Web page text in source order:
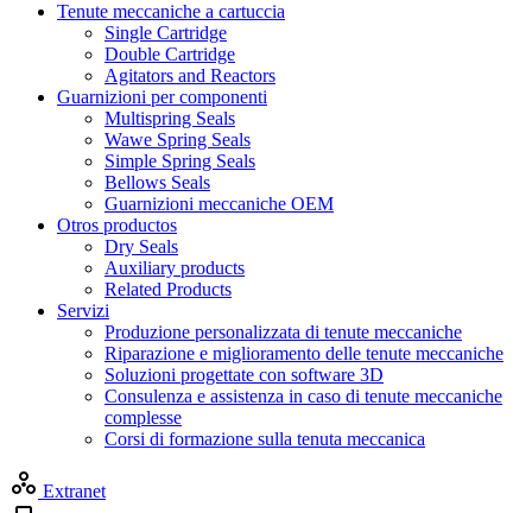
Tenute meccaniche a cartuccia
Single Cartridge
Double Cartridge
Agitators and Reactors
Guarnizioni per componenti
Multispring Seals
Wawe Spring Seals
Simple Spring Seals
Bellows Seals
Guarnizioni meccaniche OEM
Otros productos
Dry Seals
Auxiliary products
Related Products
Servizi
Produzione personalizzata di tenute meccaniche
Riparazione e miglioramento delle tenute meccaniche
Soluzioni progettate con software 3D
Consulenza e assistenza in caso di tenute meccaniche
complesse
Corsi di formazione sulla tenuta meccanica
Extranet